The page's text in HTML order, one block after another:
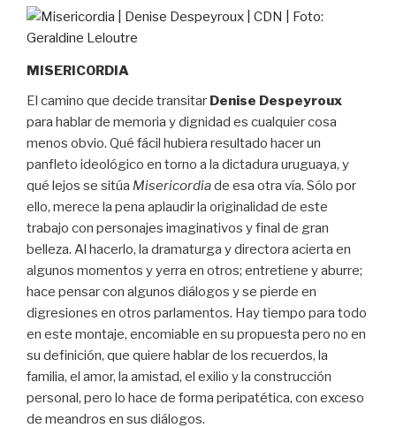
MISERICORDIA
El camino que decide transitar Denise Despeyroux
para hablar de memoria y dignidad es cualquier cosa
menos obvio. Qué fácil hubiera resultado hacer un
panfleto ideológico en torno a la dictadura uruguaya, y
qué lejos se sitúa Misericordiade esa otra vía. Sólo por
ello, merece la pena aplaudir la originalidad de este
trabajo con personajes imaginativos y final de gran
belleza. Al hacerlo, la dramaturga y directora acierta en
algunos momentos y yerra en otros; entretiene y aburre;
hace pensar con algunos diálogos y se pierde en
digresiones en otros parlamentos. Hay tiempo para todo
en este montaje, encomiable en su propuesta pero no en
su definición, que quiere hablar de los recuerdos, la
familia, el amor, la amistad, el exilio y la construcción
personal, pero lo hace de forma peripatética, con exceso
de meandros en sus diálogos.